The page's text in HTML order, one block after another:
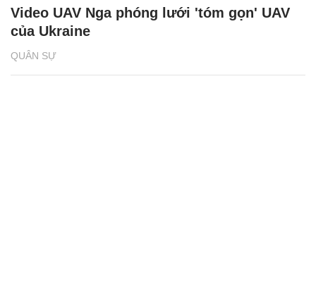
QUÂN SỰ
Video UAV Nga phóng lưới 'tóm gọn' UAV
của Ukraine